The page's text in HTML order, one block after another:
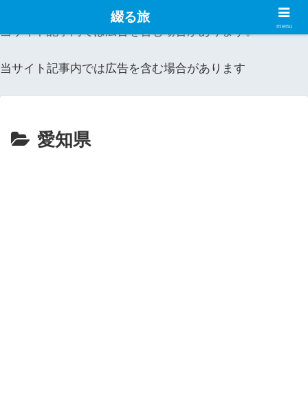
当サイト記事内では広告を含む場合があります。
当サイト記事内では広告を含む場合があります
愛知県
綴る旅
menu